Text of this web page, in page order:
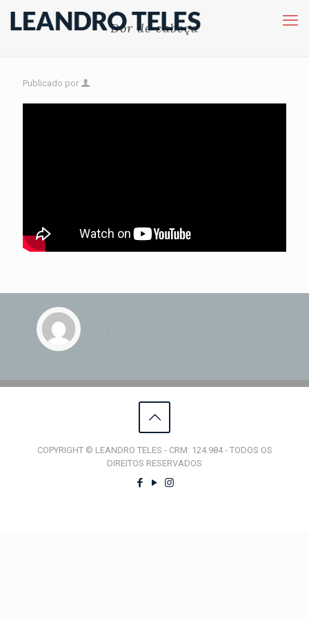
Dor de cabeça
Publicado por
COPYRIGHT © LEANDRO TELES - CRM: 124.984 - TODOS OS
DIREITOS RESERVADOS